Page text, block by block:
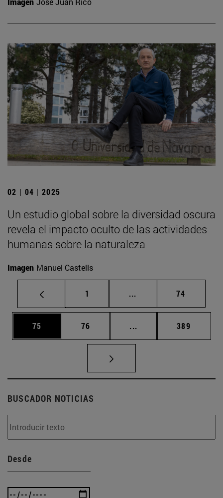
02 | 04 | 2025
Un estudio global sobre la diversidad oscura
revela el impacto oculto de las actividades
humanas sobre la naturaleza
Imagen Manuel Castells
Página
1 ... Páginas intermedias
Página
74
Página
75 Página
76 ... Páginas intermedias
Página
389
BUSCADOR NOTICIAS
Desde